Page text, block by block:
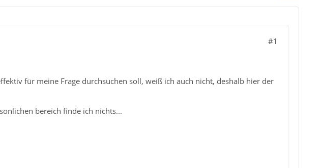
#1
für meine Frage durchsuchen soll, weiß ich auch nicht, deshalb hier der
bereich finde ich nichts...